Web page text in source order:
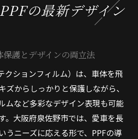
られる美観と実用性のポイン
個性と保護を両立する選び方
マット仕上げの実例と注意点
ョンフィルムの種類別特徴比較
クションフィルムの魅力解説
選択時のポイントと注意事項
の最新デザイン
護とデザインの両立法
クションフィルム）は、車体を飛
ズからしっかりと保護しながら、
ムなど多彩なデザイン表現も可能
。大阪府泉佐野市では、愛車を長
うニーズに応える形で、PPFの導